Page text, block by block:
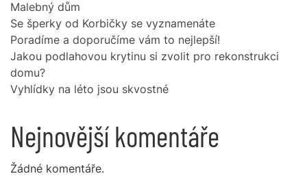
Malebný dům
Se šperky od Korbičky se vyznamenáte
Poradíme a doporučíme vám to nejlepší!
Jakou podlahovou krytinu si zvolit pro rekonstrukci
domu?
Vyhlídky na léto jsou skvostné
Nejnovější komentáře
Žádné komentáře.